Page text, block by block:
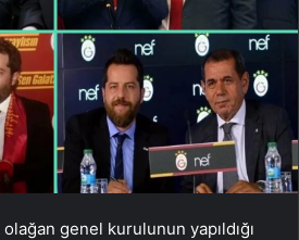
genel kurulunun yapıldığı